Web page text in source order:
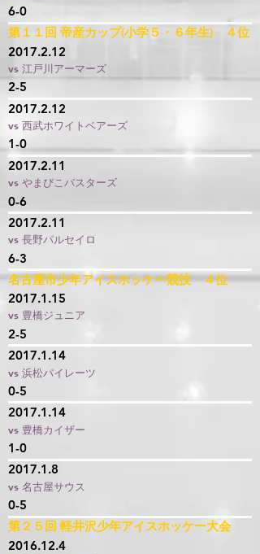
6-0
第１１回 帝産カップ(小学５・６年生) ４位
2017.2.12
vs 江戸川アーマーズ
2-5
2017.2.12
vs 西武ホワイトベアーズ
1-0
2017.2.11
vs やまびこバスターズ
0-6
2017.2.11
vs 長野パルセイロ
6-3
名古屋市少年アイスホッケー競技 ４位
2017.1.15
vs 豊橋ジュニア
2-5
2017.1.14
vs 浜松パイレーツ
0-5
2017.1.14
vs 豊橋カイザー
1-0
2017.1.8
vs 名古屋サウス
0-5
第２５回 軽井沢少年アイスホッケー大会
2016.12.4